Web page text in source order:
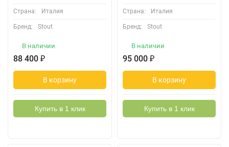
Страна: Италия
Бренд: Stout
В наличии
88 400 ₽
В корзину
Купить в 1 клик
Страна: Италия
Бренд: Stout
В наличии
95 000 ₽
В корзину
Купить в 1 клик